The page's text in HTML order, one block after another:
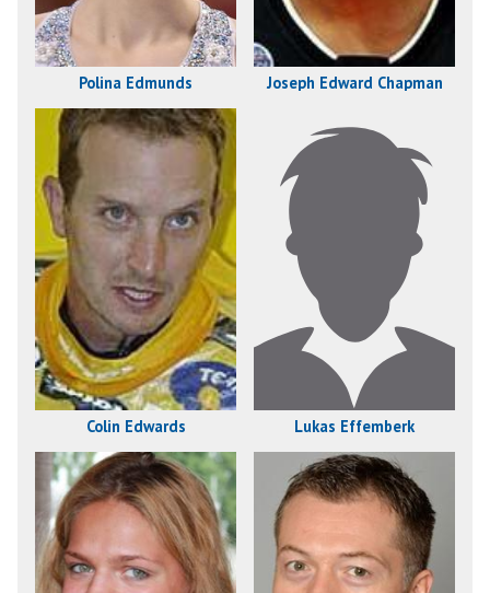
Polina Edmunds Joseph Edward Chapman
Colin Edwards Lukas Effemberk